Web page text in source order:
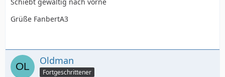
Grüße FanbertA3
Oldman
Fortgeschrittener